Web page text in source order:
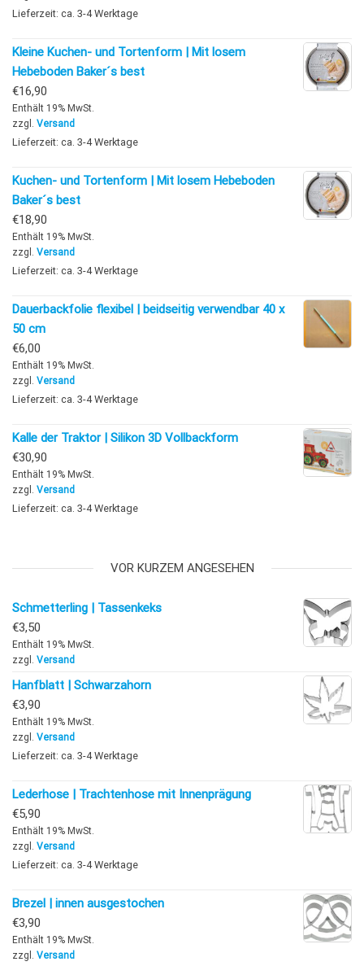
Lieferzeit: ca. 3-4 Werktage
Kleine Kuchen- und Tortenform | Mit losem
Hebeboden Baker´s best
€16,90
Enthält 19% MwSt.
zzgl. Versand
Lieferzeit: ca. 3-4 Werktage
Kuchen- und Tortenform | Mit losem Hebeboden
Baker´s best
€18,90
Enthält 19% MwSt.
zzgl. Versand
Lieferzeit: ca. 3-4 Werktage
Dauerbackfolie flexibel | beidseitig verwendbar 40 x
50 cm
€6,00
Enthält 19% MwSt.
zzgl. Versand
Lieferzeit: ca. 3-4 Werktage
Kalle der Traktor | Silikon 3D Vollbackform
€30,90
Enthält 19% MwSt.
zzgl. Versand
Lieferzeit: ca. 3-4 Werktage
VOR KURZEM ANGESEHEN
Schmetterling | Tassenkeks
€3,50
Enthält 19% MwSt.
zzgl. Versand
Hanfblatt | Schwarzahorn
€3,90
Enthält 19% MwSt.
zzgl. Versand
Lieferzeit: ca. 3-4 Werktage
Lederhose | Trachtenhose mit Innenprägung
€5,90
Enthält 19% MwSt.
zzgl. Versand
Lieferzeit: ca. 3-4 Werktage
Brezel | innen ausgestochen
€3,90
Enthält 19% MwSt.
zzgl. Versand